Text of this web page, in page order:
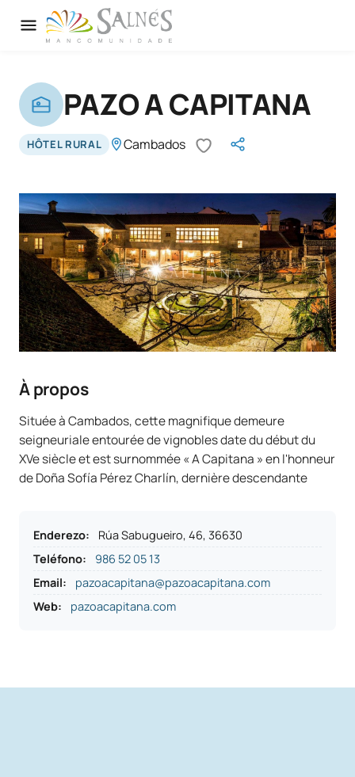
PAZO A CAPITANA
HÔTEL RURAL Cambados
À propos
Située à Cambados, cette magnifique demeure
seigneuriale entourée de vignobles date du début du
XVe siècle et est surnommée « A Capitana » en l'honneur
de Doña Sofía Pérez Charlín, dernière descendante
Enderezo:
Rúa Sabugueiro, 46, 36630
Teléfono:
986 52 05 13
Email:
pazoacapitana@pazoacapitana.com
Web:
pazoacapitana.com